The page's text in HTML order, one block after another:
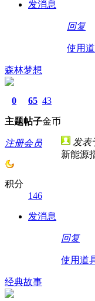
发消息
回复
使用
森林梦想
0
主题
65
帖子
43
金币
注册会员
积分
146
发消息
发表
新能源
回复
使用道
经典故事